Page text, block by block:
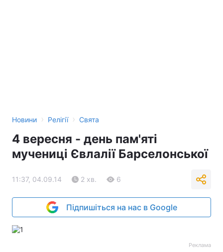
Новини › Релігії › Свята
4 вересня - день пам'яті
мучениці Євлалії Барселонської
11:37, 04.09.14 2 хв. 6
Підпишіться на нас в Google
Реклама